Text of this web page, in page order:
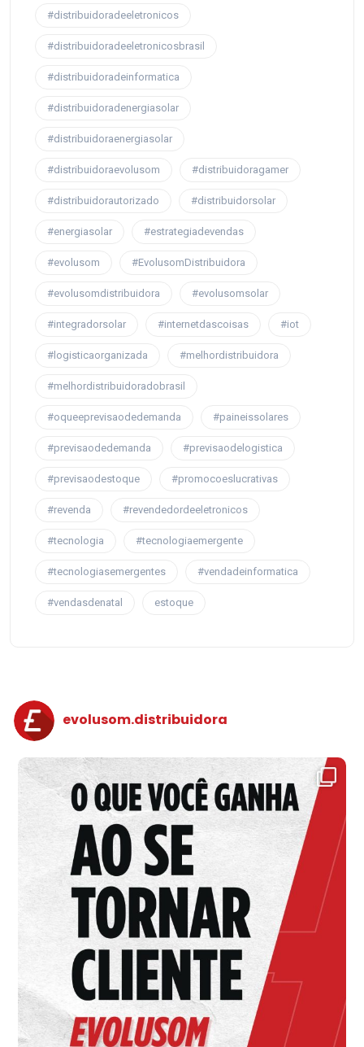
#distribuidoradeeletronicos
#distribuidoradeeletronicosbrasil
#distribuidoradeinformatica
#distribuidoradenergiasolar
#distribuidoraenergiasolar
#distribuidoraevolusom #distribuidoragamer
#distribuidorautorizado #distribuidorsolar
#energiasolar #estrategiadevendas
#evolusom #EvolusomDistribuidora
#evolusomdistribuidora #evolusomsolar
#integradorsolar #internetdascoisas #iot
#logisticaorganizada #melhordistribuidora
#melhordistribuidoradobrasil
#oqueeprevisaodedemanda #paineissolares
#previsaodedemanda #previsaodelogistica
#previsaodestoque #promocoeslucrativas
#revenda #revendedordeeletronicos
#tecnologia #tecnologiaemergente
#tecnologiasemergentes #vendadeinformatica
#vendasdenatal estoque
evolusom.distribuidora